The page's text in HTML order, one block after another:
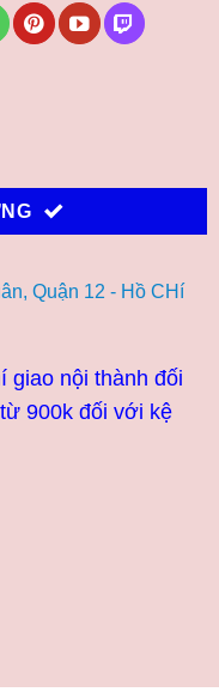
Quận 12 - Hồ CHí
giao nội thành đối
900k đối với kệ